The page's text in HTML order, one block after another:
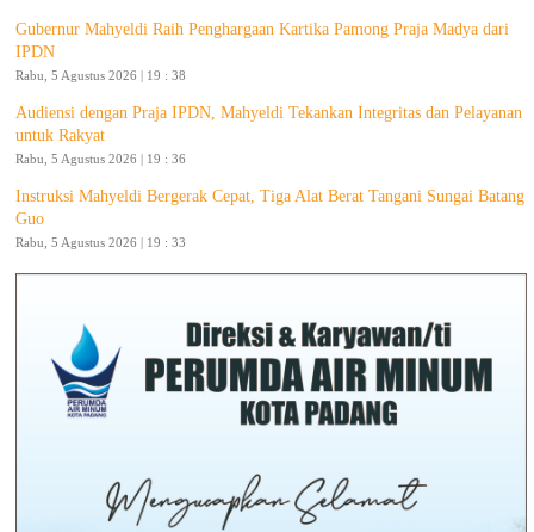
Gubernur Mahyeldi Raih Penghargaan Kartika Pamong Praja Madya dari
IPDN
Rabu, 5 Agustus 2026 | 19 : 38
Audiensi dengan Praja IPDN, Mahyeldi Tekankan Integritas dan Pelayanan
untuk Rakyat
Rabu, 5 Agustus 2026 | 19 : 36
Instruksi Mahyeldi Bergerak Cepat, Tiga Alat Berat Tangani Sungai Batang
Guo
Rabu, 5 Agustus 2026 | 19 : 33